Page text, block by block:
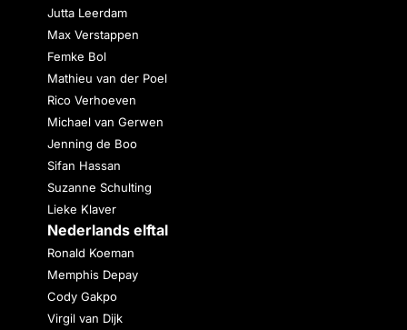
Jutta Leerdam
Max Verstappen
Femke Bol
Mathieu van der Poel
Rico Verhoeven
Michael van Gerwen
Jenning de Boo
Sifan Hassan
Suzanne Schulting
Lieke Klaver
Nederlands elftal
Ronald Koeman
Memphis Depay
Cody Gakpo
Virgil van Dijk